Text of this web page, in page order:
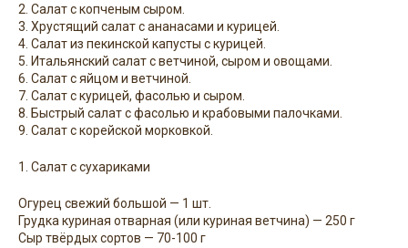
2. Салат с копченым сыром.
3. Хрустящий салат с ананасами и курицей.
4. Салат из пекинской капусты с курицей.
5. Итальянский салат с ветчиной, сыром и овощами.
6. Салат с яйцом и ветчиной.
7. Салат с курицей, фасолью и сыром.
8. Быстрый салат с фасолью и крабовыми палочками.
9. Салат с корейской морковкой.
1. Салат с сухариками
Огурец свежий большой — 1 шт.
Грудка куриная отварная (или куриная ветчина) — 250 г
Сыр твёрдых сортов — 70-100 г